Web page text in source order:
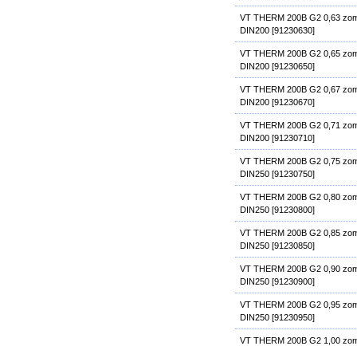
VT THERM 200B G2 0,63
DIN200 [91230630]
VT THERM 200B G2 0,65
DIN200 [91230650]
VT THERM 200B G2 0,67
DIN200 [91230670]
VT THERM 200B G2 0,71
DIN200 [91230710]
VT THERM 200B G2 0,75
DIN250 [91230750]
VT THERM 200B G2 0,80
DIN250 [91230800]
VT THERM 200B G2 0,85
DIN250 [91230850]
VT THERM 200B G2 0,90
DIN250 [91230900]
VT THERM 200B G2 0,95
DIN250 [91230950]
VT THERM 200B G2 1,00